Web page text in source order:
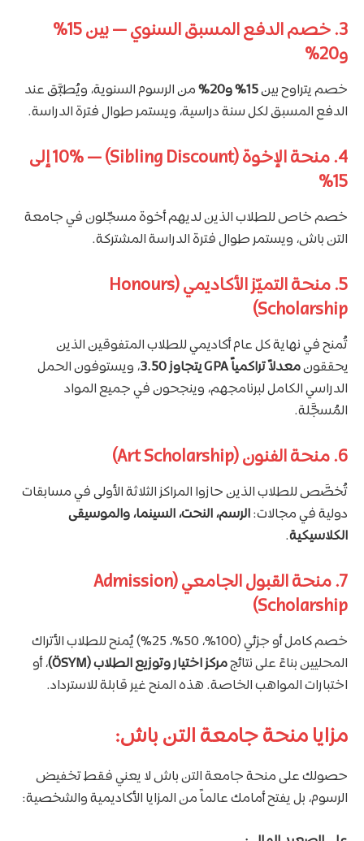
3. خصم الدفع المسبق السنوي — بين 15%
و20%
خصم يتراوح بين15% و20%
من الرسوم السنوية، ويُطبَّق عند
الدفع المسبق لكل سنة دراسية، ويستمر طوال فترة الدراسة.
4. منحة الإخوة (Sibling Discount) — 10% إلى
15%
خصم خاص للطلاب الذين لديهم أخوة مسجّلون في جامعة
التن باش، ويستمر طوال فترة الدراسة المشتركة.
5. منحة التميّز الأكاديمي (Honours
Scholarship)
تُمنح في نهاية كل عام أكاديمي للطلاب المتفوقين الذين
يحققونمعدلاً تراكمياً GPA يتجاوز 3.50
، ويستوفون الحمل
الدراسي الكامل لبرنامجهم، وينجحون في جميع المواد
المُسجَّلة.
6. منحة الفنون (Art Scholarship)
تُخصَّص للطلاب الذين حازوا المراكز الثلاثة الأولى في مسابقات
دولية في مجالات:الرسم، النحت، السينما، والموسيقى
الكلاسيكية.
7. منحة القبول الجامعي (Admission
Scholarship)
خصم كامل أو جزئي (100%، 50%، 25%) يُمنح للطلاب الأتراك
المحليين بناءً على نتائجمركز اختيار وتوزيع الطلاب (ÖSYM)
، أو
اختبارات المواهب الخاصة. هذه المنح غير قابلة للاسترداد.
مزايا منحة جامعة التن باش:
حصولك على منحة جامعة التن باش لا يعني فقط تخفيض
الرسوم، بل يفتح أمامك عالماً من المزايا الأكاديمية والشخصية: